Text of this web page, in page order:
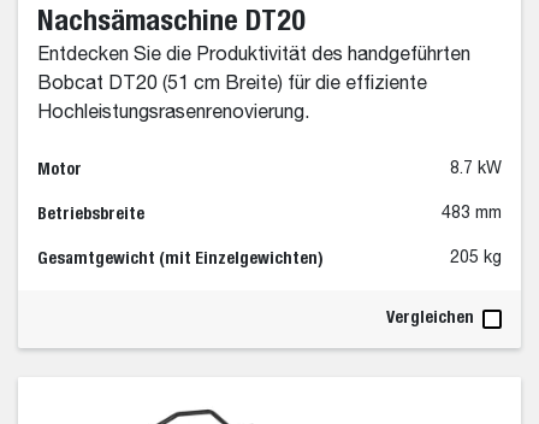
Nachsämaschine DT20
Entdecken Sie die Produktivität des handgeführten
Bobcat DT20 (51 cm Breite) für die effiziente
Hochleistungsrasenrenovierung.
Motor 8.7 kW
Betriebsbreite 483 mm
Gesamtgewicht (mit Einzelgewichten) 205 kg
Vergleichen